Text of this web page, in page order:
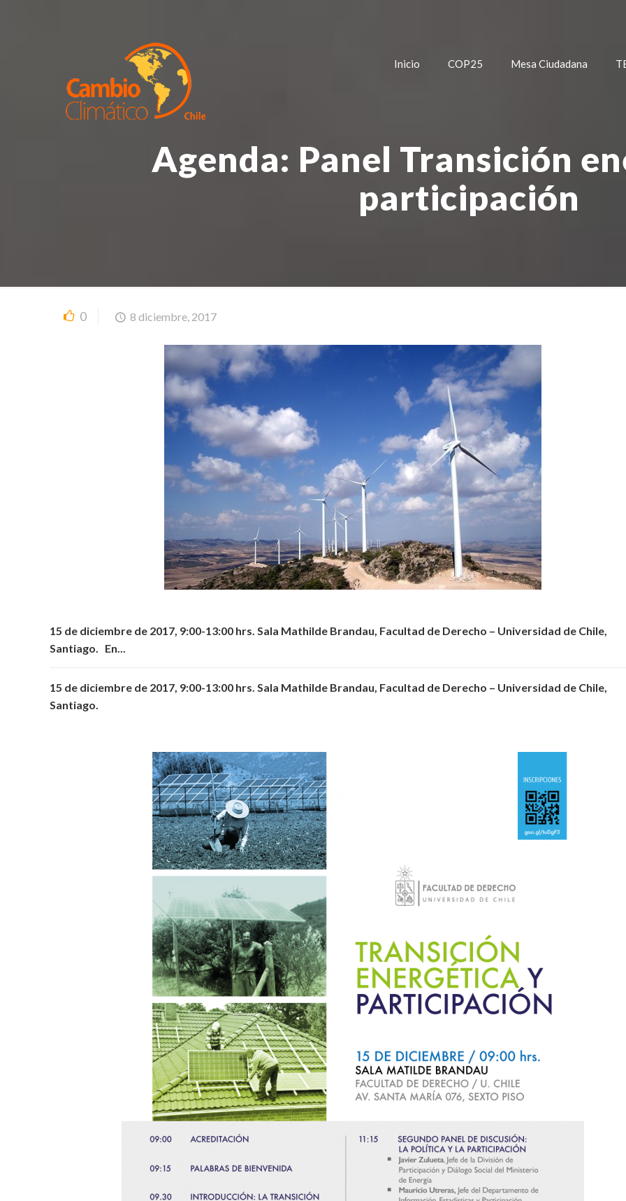
Inicio COP25 Mesa Ciudadana
Agenda: Panel Transición
participación
0 8 diciembre, 2017
15 de diciembre de 2017, 9:00-13:00 hrs. Sala Mathilde Brandau, Facultad de Derecho – Universidad de Chile,
Santiago. En...
15 de diciembre de 2017, 9:00-13:00 hrs. Sala Mathilde Brandau, Facultad de Derecho – Universidad de Chile,
Santiago.